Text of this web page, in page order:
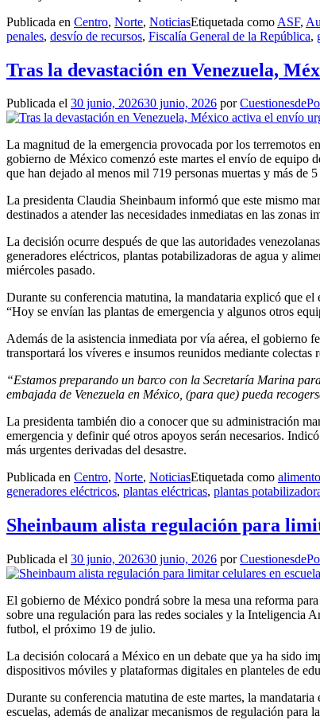
Publicada en Centro, Norte, NoticiasEtiquetada como ASF,
penales, desvío de recursos, Fiscalía General de la República,
Tras la devastación en Venezuela,
Publicada el 30 junio, 202630 junio, 2026 por
La magnitud de la emergencia provocada por los terremotos
gobierno de México comenzó este martes el envío de equipo
que han dejado al menos mil 719 personas muertas y más de
La presidenta Claudia Sheinbaum informó que este mismo
destinados a atender las necesidades inmediatas en las zonas
La decisión ocurre después de que las autoridades
generadores eléctricos, plantas potabilizadoras de agua y
miércoles pasado.
Durante su conferencia matutina, la mandataria explicó que
“Hoy se envían las plantas de emergencia y algunos otros
Además de la asistencia inmediata por vía aérea, el gobierno
transportará los víveres e insumos reunidos mediante
“Estamos preparando un barco con la Secretaría Marina
embajada de Venezuela en México, (para que) pueda
La presidenta también dio a conocer que su administración
emergencia y definir qué otros apoyos serán necesarios.
más urgentes derivadas del desastre.
Publicada en Centro, Norte, NoticiasEtiquetada como
generadores eléctricos, plantas eléctricas, plantas
Sheinbaum alista regulación para
Publicada el 30 junio, 202630 junio, 2026 por
El gobierno de México pondrá sobre la mesa una reforma
sobre una regulación para las redes sociales y la Inteligencia
futbol, el próximo 19 de julio.
La decisión colocará a México en un debate que ya ha sido
dispositivos móviles y plataformas digitales en planteles de
Durante su conferencia matutina de este martes, la
escuelas, además de analizar mecanismos de regulación